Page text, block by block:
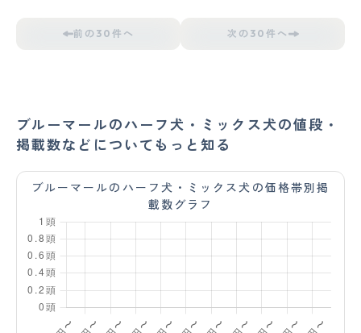
前の30件へ 次の30件へ
ブルーマールのハーフ犬・ミックス犬の値段・
掲載数などについてもっと知る
ブルーマールのハーフ犬・ミックス犬の価格帯別掲
載数グラフ